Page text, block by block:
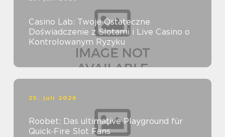
Casino Lab: Twoje Ostateczne
Doświadczenie z Slotami i Live Casino o
Kontrolowanym Ryzyku
25. juli 2026
Roobet: Das ultimative Playground für
Quick‑Fire Slot Fans